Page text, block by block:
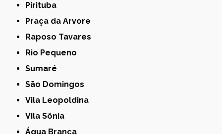
Pirituba
Praça da Arvore
Raposo Tavares
Rio Pequeno
Sumaré
São Domingos
Vila Leopoldina
Vila Sônia
Água Branca